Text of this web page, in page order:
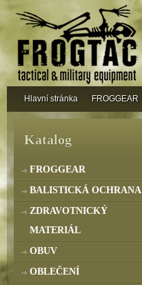
Katalog
FROGGEAR
BALISTICKÁ OCHRANA
ZDRAVOTNICKÝ
MATERIÁL
OBUV
OBLEČENÍ
Hlavní stránka FROGGEAR